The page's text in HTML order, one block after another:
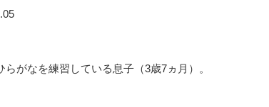
らがなを練習している息子（3歳7ヵ月）。